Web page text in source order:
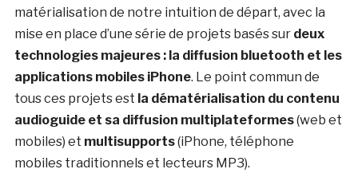
matérialisation de notre intuition de départ, avec la
mise en place d’une série de projets basés sur deux
technologies majeures : la diffusion bluetooth et les
applications mobiles iPhone. Le point commun de
tous ces projets est la dématérialisation du contenu
audioguide et sa diffusion multiplateformes(web et
mobiles) et multisupports(iPhone, téléphone
mobiles traditionnels et lecteurs MP3).